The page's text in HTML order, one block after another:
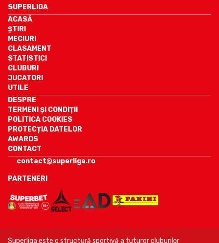
SUPERLIGA
ACASĂ
ȘTIRI
MECIURI
CLASAMENT
STATISTICI
CLUBURI
JUCATORI
UTILE
DESPRE
TERMENI ȘI CONDIȚII
POLITICA COOKIES
PROTECȚIA DATELOR
AWARDS
CONTACT
contact@superliga.ro
PARTENERI
Superliga este o structură sportivă a tuturor cluburilor